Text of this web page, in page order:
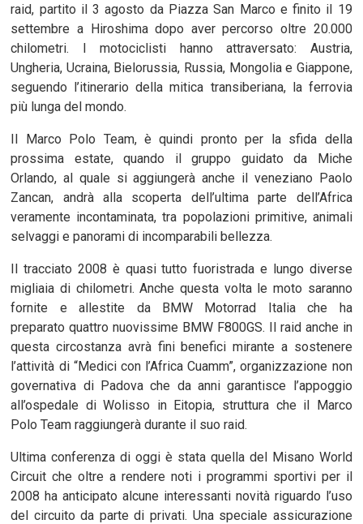
raid, partito il 3 agosto da Piazza San Marco e finito il 19
settembre a Hiroshima dopo aver percorso oltre 20.000
chilometri. I motociclisti hanno attraversato: Austria,
Ungheria, Ucraina, Bielorussia, Russia, Mongolia e Giappone,
seguendo l’itinerario della mitica transiberiana, la ferrovia
più lunga del mondo.
Il Marco Polo Team, è quindi pronto per la sfida della
prossima estate, quando il gruppo guidato da Miche
Orlando, al quale si aggiungerà anche il veneziano Paolo
Zancan, andrà alla scoperta dell’ultima parte dell’Africa
veramente incontaminata, tra popolazioni primitive, animali
selvaggi e panorami di incomparabili bellezza.
Il tracciato 2008 è quasi tutto fuoristrada e lungo diverse
migliaia di chilometri. Anche questa volta le moto saranno
fornite e allestite da BMW Motorrad Italia che ha
preparato quattro nuovissime BMW F800GS. Il raid anche in
questa circostanza avrà fini benefici mirante a sostenere
l’attività di “Medici con l’Africa Cuamm”, organizzazione non
governativa di Padova che da anni garantisce l’appoggio
all’ospedale di Wolisso in Eitopia, struttura che il Marco
Polo Team raggiungerà durante il suo raid.
Ultima conferenza di oggi è stata quella del Misano World
Circuit che oltre a rendere noti i programmi sportivi per il
2008 ha anticipato alcune interessanti novità riguardo l’uso
del circuito da parte di privati. Una speciale assicurazione